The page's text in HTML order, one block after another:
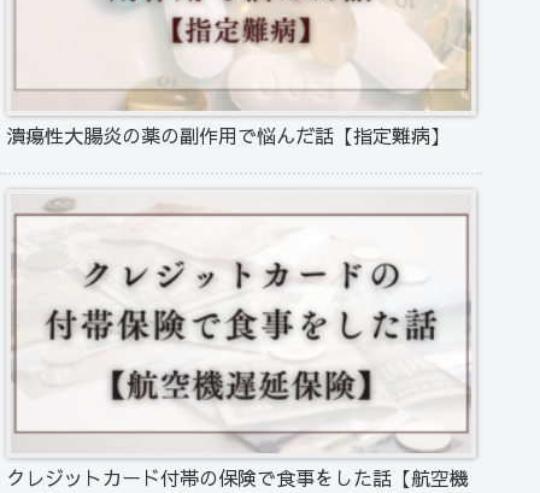
潰瘍性大腸炎の薬の副作用で悩んだ話【指定難病】
クレジットカード付帯の保険で食事をした話【航空機